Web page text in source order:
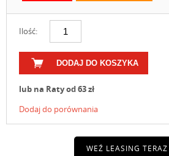
Ilość:
DODAJ DO KOSZYKA
lub na Raty od 63 zł
Dodaj do porównania
WEŹ LEASING TERAZ